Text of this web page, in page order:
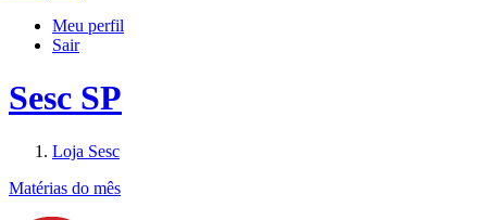
Meu perfil
Sair
Sesc SP
Loja Sesc
Matérias do mês